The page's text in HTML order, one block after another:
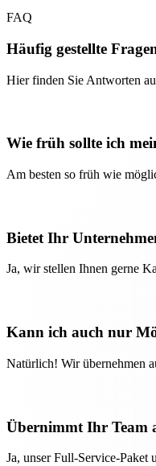
FAQ
Häufig gestellte
Hier finden Sie Antworten
Wie früh sollte ich
Am besten so früh wie
Bietet Ihr
Ja, wir stellen Ihnen gerne
Kann ich auch nur
Natürlich! Wir übernehmen
Übernimmt Ihr Team
Ja, unser Full-Service-Paket